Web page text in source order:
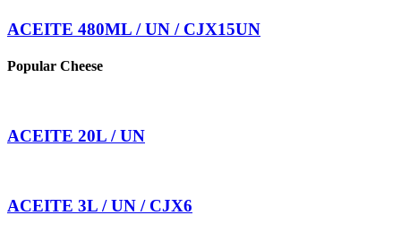
ACEITE 480ML / UN / CJX15UN
Popular Cheese
ACEITE 20L / UN
ACEITE 3L / UN / CJX6